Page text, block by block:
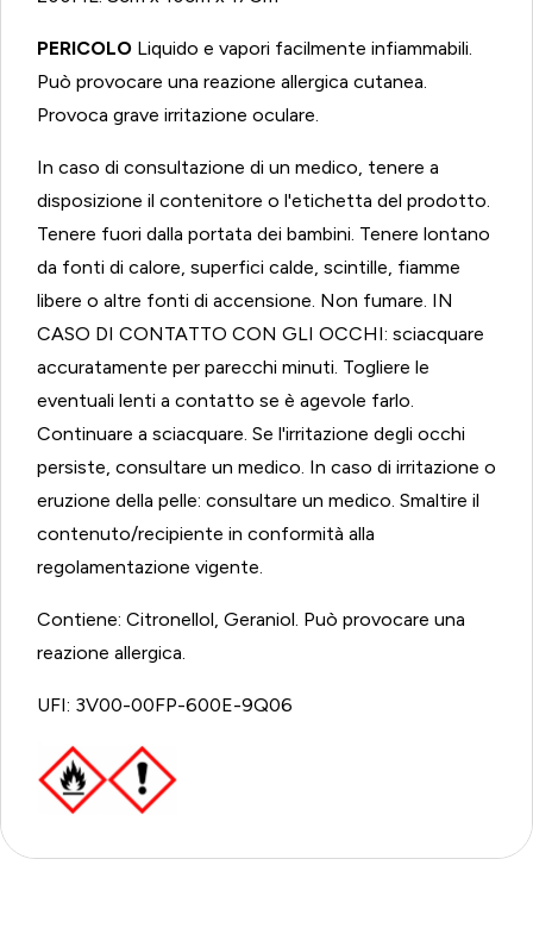
PERICOLO Liquido e vapori facilmente infiammabili.
Può provocare una reazione allergica cutanea.
Provoca grave irritazione oculare.
In caso di consultazione di un medico, tenere a
disposizione il contenitore o l'etichetta del prodotto.
Tenere fuori dalla portata dei bambini. Tenere lontano
da fonti di calore, superfici calde, scintille, fiamme
libere o altre fonti di accensione. Non fumare. IN
CASO DI CONTATTO CON GLI OCCHI: sciacquare
accuratamente per parecchi minuti. Togliere le
eventuali lenti a contatto se è agevole farlo.
Continuare a sciacquare. Se l'irritazione degli occhi
persiste, consultare un medico. In caso di irritazione o
eruzione della pelle: consultare un medico. Smaltire il
contenuto/recipiente in conformità alla
regolamentazione vigente.
Contiene: Citronellol, Geraniol. Può provocare una
reazione allergica.
UFI: 3V00-00FP-600E-9Q06